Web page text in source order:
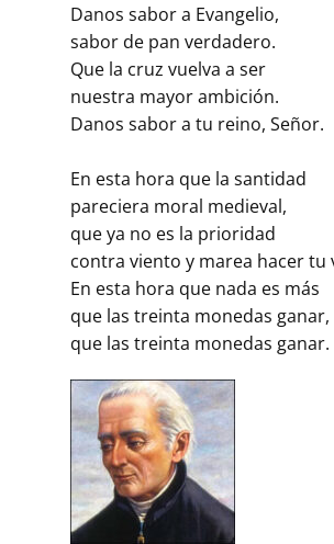
Danos sabor a Evangelio,
sabor de pan verdadero.
Que la cruz vuelva a ser
nuestra mayor ambición.
Danos sabor a tu reino, Señor.
En esta hora que la santidad
pareciera moral medieval,
que ya no es la prioridad
contra viento y marea hacer tu
En esta hora que nada es más
que las treinta monedas ganar,
que las treinta monedas ganar.